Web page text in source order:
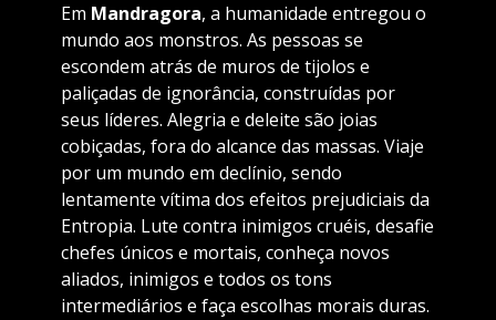
Em Mandragora, a humanidade entregou o
mundo aos monstros. As pessoas se
escondem atrás de muros de tijolos e
paliçadas de ignorância, construídas por
seus líderes. Alegria e deleite são joias
cobiçadas, fora do alcance das massas. Viaje
por um mundo em declínio, sendo
lentamente vítima dos efeitos prejudiciais da
Entropia. Lute contra inimigos cruéis, desafie
chefes únicos e mortais, conheça novos
aliados, inimigos e todos os tons
intermediários e faça escolhas morais duras.